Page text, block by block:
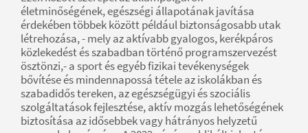
életminőségének, egészségi állapotának javítása
érdekében többek között például biztonságosabb utak
létrehozása, - mely az aktívabb gyalogos, kerékpáros
közlekedést és szabadban történő programszervezést
ösztönzi,- a sport és egyéb fizikai tevékenységek
bővítése és mindennapossá tétele az iskolákban és
szabadidős tereken, az egészségügyi és szociális
szolgáltatások fejlesztése, aktív mozgás lehetőségének
biztosítása az idősebbek vagy hátrányos helyzetű